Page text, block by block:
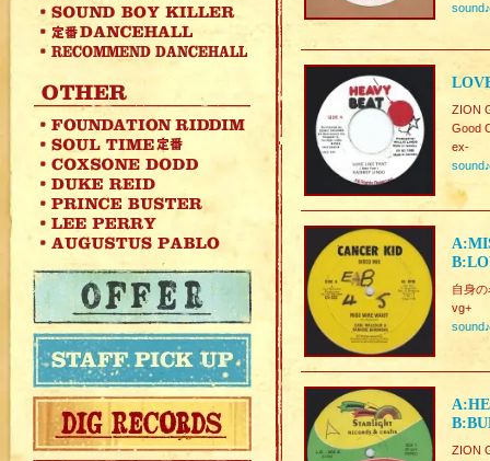
sound♪
ZION
Good
ex-
sound♪
自身
vg+
sound♪
ZION